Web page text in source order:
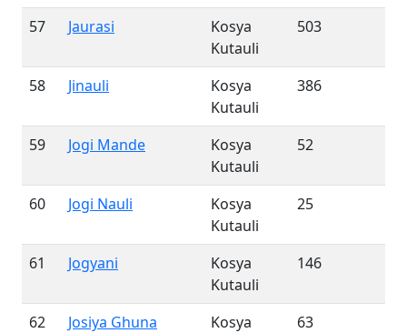
57 Jaurasi
Kosya
Kutauli
503
58 Jinauli
Kosya
Kutauli
386
59 Jogi Mande
Kosya
Kutauli
52
60 Jogi Nauli
Kosya
Kutauli
25
61 Jogyani
Kosya
Kutauli
146
62 Josiya Ghuna
Kosya
63